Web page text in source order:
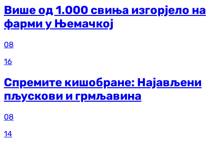
Више од 1.000 свиња изгорјело на
фарми у Њемачкој
08
16
Спремите кишобране: Најављени
пљускови и грмљавина
08
14